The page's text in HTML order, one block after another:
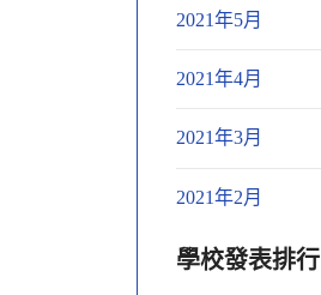
2021年5月
2021年4月
2021年3月
2021年2月
學校發表排行